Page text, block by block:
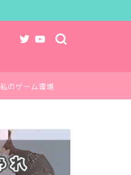
私のゲーム環境